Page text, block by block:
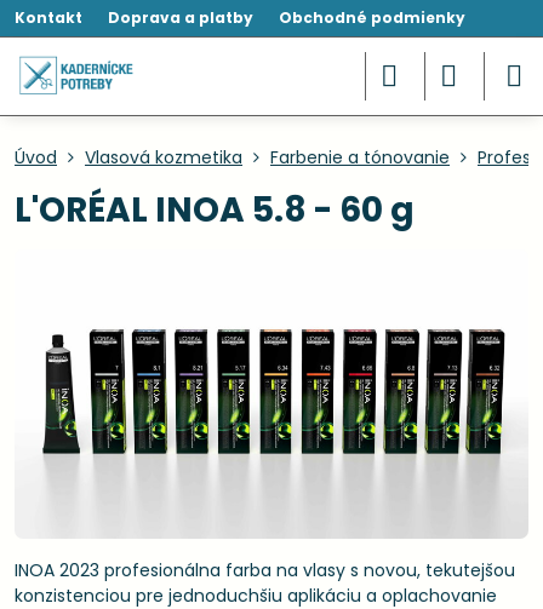
Kontakt Doprava a platby Obchodné podmienky
Úvod Vlasová kozmetika Farbenie a tónovanie
L'ORÉAL INOA 5.8 - 60 g
INOA 2023 profesionálna farba na vlasy s novou, tekutejšou
konzistenciou pre jednoduchšiu aplikáciu a oplachovanie